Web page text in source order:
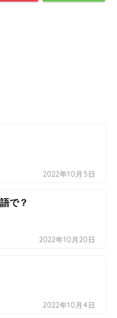
2022年10月5日
で？
2022年10月20日
2022年10月4日